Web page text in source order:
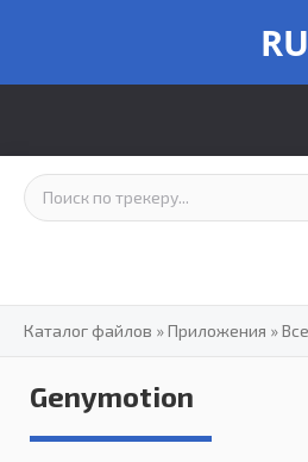
Каталог файлов »Приложения »
Genymotion